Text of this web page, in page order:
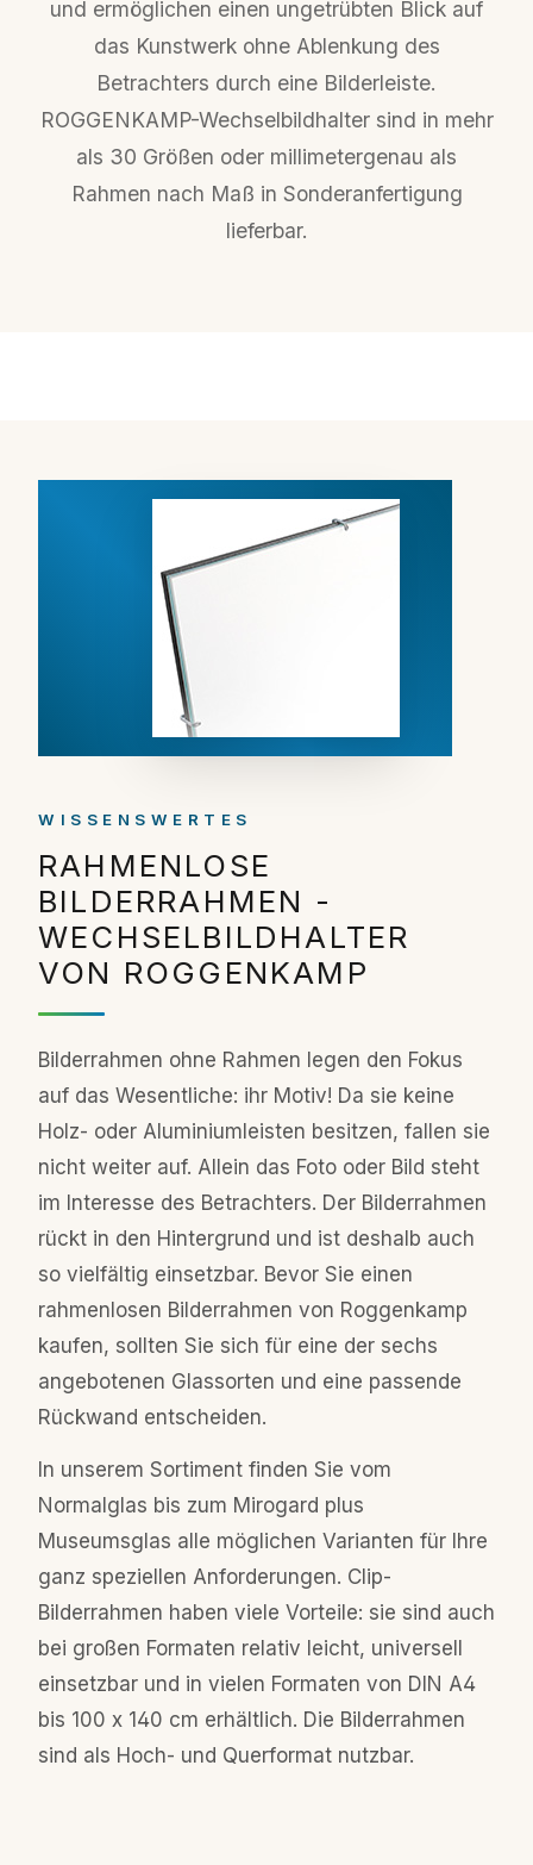
und ermöglichen einen ungetrübten Blick auf
das Kunstwerk ohne Ablenkung des
Betrachters durch eine Bilderleiste.
ROGGENKAMP-Wechselbildhalter sind in mehr
als 30 Größen oder millimetergenau als
Rahmen nach Maß in Sonderanfertigung
lieferbar.
WISSENSWERTES
RAHMENLOSE
BILDERRAHMEN -
WECHSELBILDHALTER
VON ROGGENKAMP
Bilderrahmen ohne Rahmen legen den Fokus
auf das Wesentliche: ihr Motiv! Da sie keine
Holz- oder Aluminiumleisten besitzen, fallen sie
nicht weiter auf. Allein das Foto oder Bild steht
im Interesse des Betrachters. Der Bilderrahmen
rückt in den Hintergrund und ist deshalb auch
so vielfältig einsetzbar. Bevor Sie einen
rahmenlosen Bilderrahmen von Roggenkamp
kaufen, sollten Sie sich für eine der sechs
angebotenen Glassorten und eine passende
Rückwand entscheiden.
In unserem Sortiment finden Sie vom
Normalglas bis zum Mirogard plus
Museumsglas alle möglichen Varianten für Ihre
ganz speziellen Anforderungen. Clip-
Bilderrahmen haben viele Vorteile: sie sind auch
bei großen Formaten relativ leicht, universell
einsetzbar und in vielen Formaten von DIN A4
bis 100 x 140 cm erhältlich. Die Bilderrahmen
sind als Hoch- und Querformat nutzbar.